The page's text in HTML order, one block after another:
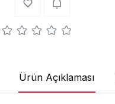
Ürün Açıklaması